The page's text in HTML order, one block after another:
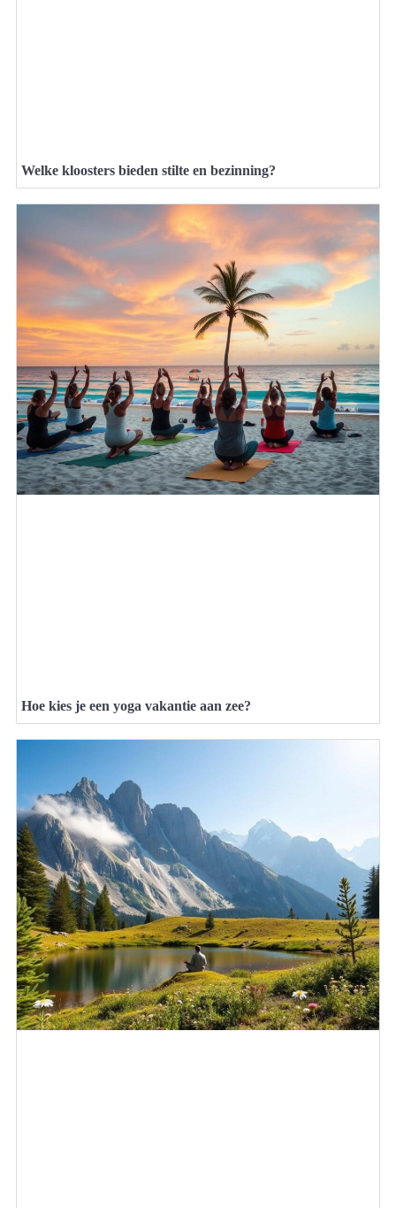
Welke kloosters bieden stilte en bezinning?
Hoe kies je een yoga vakantie aan zee?